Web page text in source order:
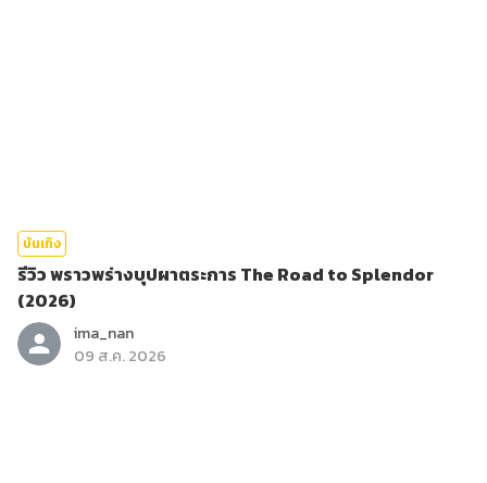
บันเทิง
รีวิว พราวพร่างบุปผาตระการ The Road to Splendor
(2026)
ima_nan
09 ส.ค. 2026